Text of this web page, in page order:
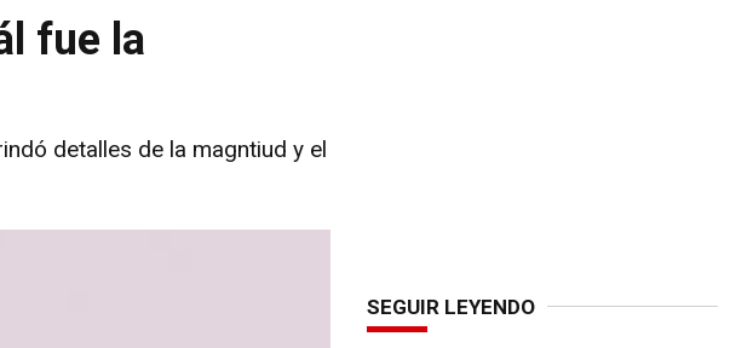
fue la
detalles de la magntiud y el
SEGUIR LEYENDO